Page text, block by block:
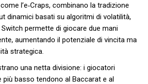
l’e‑Craps, combinano la tradizione
dinamici basati su algoritmi di volatilità,
permette di giocare due mani
aumentando il potenziale di vincita ma
strategica.
una netta divisione: i giocatori
più basso tendono al Baccarat e al